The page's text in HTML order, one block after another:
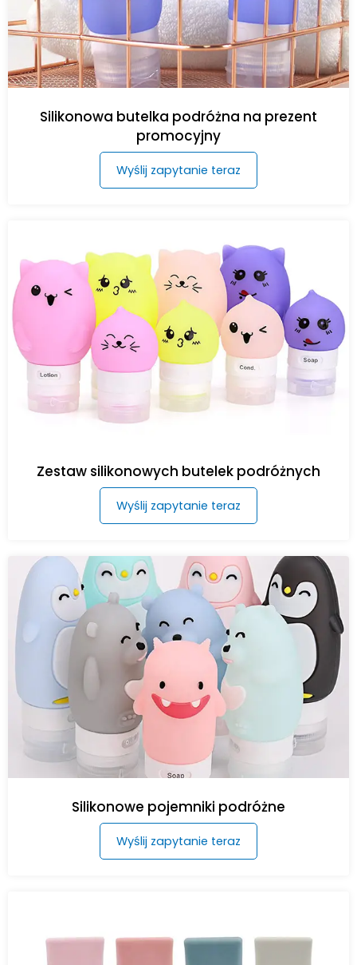
Silikonowa butelka podróżna na prezent
promocyjny
Wyślij zapytanie teraz
Zestaw silikonowych butelek podróżnych
Wyślij zapytanie teraz
Silikonowe pojemniki podróżne
Wyślij zapytanie teraz